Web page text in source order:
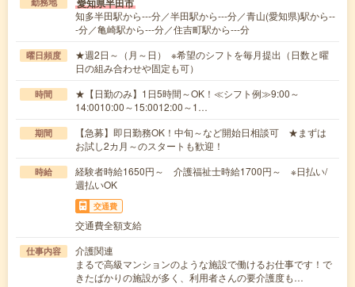
知多半田駅から---分／半田駅から---分／青山(愛知県)駅から--
-分／亀崎駅から---分／住吉町駅から---分
曜日頻度
★週2日～（月～日） ※希望のシフトを毎月提出（日数と曜
日の組み合わせや固定も可）
時間
★【日勤のみ】1日5時間～OK！≪シフト例≫9:00～
14:0010:00～15:0012:00～1…
期間
【急募】即日勤務OK！中旬～など開始日相談可 ★まずは
お試し2カ月～のスタートも歓迎！
時給
経験者時給1650円～ 介護福祉士時給1700円～ ※日払い/
週払いOK
交通費
交通費全額支給
仕事内容
介護関連
まるで高級マンションのような施設で働けるお仕事です！で
きたばかりの施設が多く、利用者さんの要介護度も…